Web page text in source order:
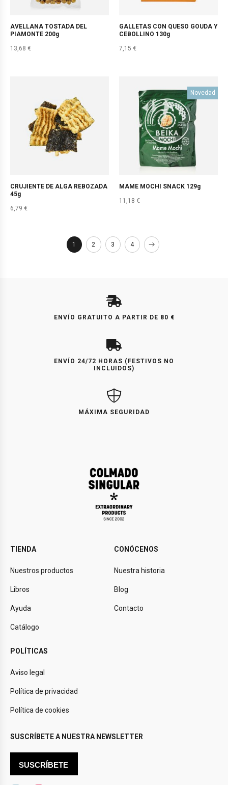
AVELLANA TOSTADA DEL
PIAMONTE 200g
13,68 €
GALLETAS CON QUESO GOUDA Y
CEBOLLINO 130g
7,15 €
CRUJIENTE DE ALGA REBOZADA
45g
6,79 €
Novedad
MAME MOCHI SNACK 129g
11,18 €
1 2 3 4
ENVÍO GRATUITO A PARTIR DE 80 €
ENVÍO 24/72 HORAS (FESTIVOS NO
INCLUIDOS)
MÁXIMA SEGURIDAD
TIENDA
Nuestros productos
Libros
Ayuda
Catálogo
CONÓCENOS
Nuestra historia
Blog
Contacto
POLÍTICAS
Aviso legal
Política de privacidad
Política de cookies
SUSCRÍBETE A NUESTRA NEWSLETTER
SUSCRÍBETE